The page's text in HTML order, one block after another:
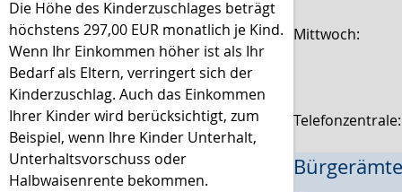
Die Höhe des Kinderzuschlages beträgt
höchstens 297,00 EUR monatlich je Kind.
Wenn Ihr Einkommen höher ist als Ihr
Bedarf als Eltern, verringert sich der
Kinderzuschlag. Auch das Einkommen
Ihrer Kinder wird berücksichtigt, zum
Beispiel, wenn Ihre Kinder Unterhalt,
Unterhaltsvorschuss oder
Halbwaisenrente bekommen.
Mittwoch: